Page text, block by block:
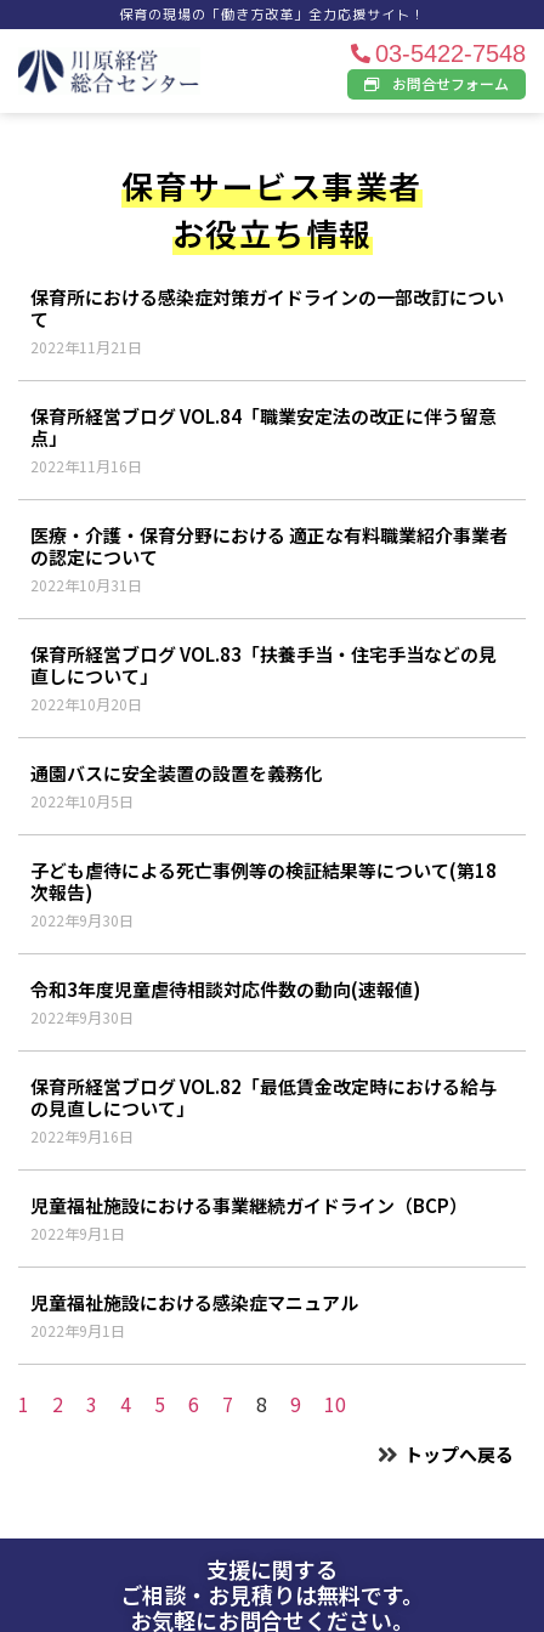
保育の現場の「働き方改革」全力応援サイト！
03-5422-7548
お問合せフォーム
保育サービス事業者
お役立ち情報
保育所における感染症対策ガイドラインの一部改訂につい
て
2022年11月21日
保育所経営ブログ VOL.84「職業安定法の改正に伴う留意
点」
2022年11月16日
医療・介護・保育分野における 適正な有料職業紹介事業者
の認定について
2022年10月31日
保育所経営ブログ VOL.83「扶養手当・住宅手当などの見
直しについて」
2022年10月20日
通園バスに安全装置の設置を義務化
2022年10月5日
子ども虐待による死亡事例等の検証結果等について(第18
次報告)
2022年9月30日
令和3年度児童虐待相談対応件数の動向(速報値)
2022年9月30日
保育所経営ブログ VOL.82「最低賃金改定時における給与
の見直しについて」
2022年9月16日
児童福祉施設における事業継続ガイドライン（BCP）
2022年9月1日
児童福祉施設における感染症マニュアル
2022年9月1日
1 2 3 4 5 6 7 8 9 10
トップへ戻る
支援に関する
ご相談・お見積りは無料です。
お気軽にお問合せください。